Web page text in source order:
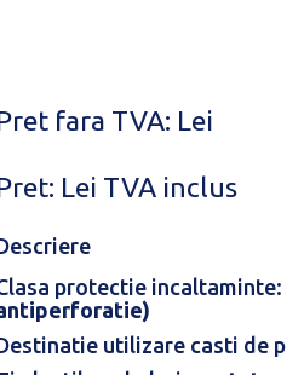
fara TVA: Lei
Lei TVA inclus
protectie incaltaminte:
utilizare casti de